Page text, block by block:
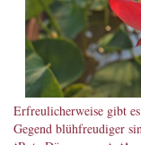
Erfreulicherweise gibt
Gegend blühfreudiger